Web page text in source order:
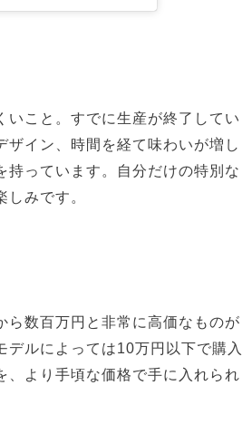
いこと。すでに生産が終了してい
ザイン、時間を経て味わいが増し
持っています。自分だけの特別な
みです。
ら数百万円と非常に高価なものが
ルによっては10万円以下で購入
、より手頃な価格で手に入れられ